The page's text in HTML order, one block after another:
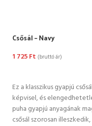
Csősál – Navy
1 725Ft (bruttó ár)
Ez a klasszikus gyapjú
képvisel, és
puha gyapjú anyagának
csősál szorosan